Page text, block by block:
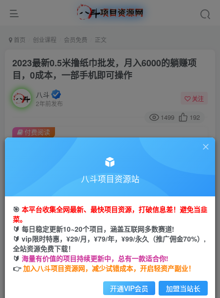
首页 创业课程 会员免费 正文
2023最新0.5米撸纸巾批发，月入6000的躺赚项
目，0成本，一部手机即可操作
八斗
2年前发布
关注
1499 192
此内容为付费阅读，请付费后查看
金币9.9金币99
会员免费
您当前未登录！建议登陆后购买，可保存购买订单
付费阅读
2023最新0.5米撸纸巾批发，月入6000的躺赚项目，0成本，
八斗项目资源站
🎯 本平台收集全网最新、最快项目资源，打破信息差！避免当韭
菜。
🔰 每日稳定更新10~20个项目，涵盖互联网多数赛道!
🔰 vip限时特惠，¥29/月，¥79/年，¥99/永久（推广佣金70%）,
全站资源免费下载！
🔰 海量有价值的项目持续更新中，总有一款适合你!
👉加入八斗项目资源网，减少试错成本，开启轻资产副业！
开通VIP会员 加盟当站长